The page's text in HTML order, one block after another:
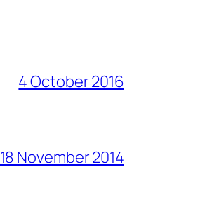
4 October 2016
18 November 2014